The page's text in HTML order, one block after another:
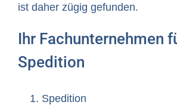
ist daher zügig gefunden.
Ihr Fachunternehmen
Spedition
Spedition